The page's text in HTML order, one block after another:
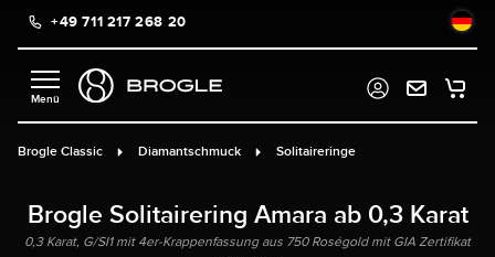
springen
+49 711 217 268 20
Brogle Classic Diamantschmuck Solitaireringe
Brogle Solitairering Amara ab 0,3 Karat
0,3 Karat, G/SI1 mit 4er-Krappenfassung aus 750 Roségold mit GIA Zertifikat